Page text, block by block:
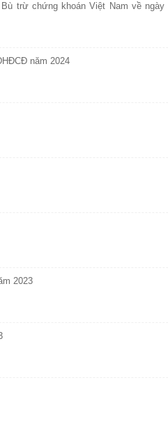
trừ chứng khoán Việt Nam về
năm 2024
2023